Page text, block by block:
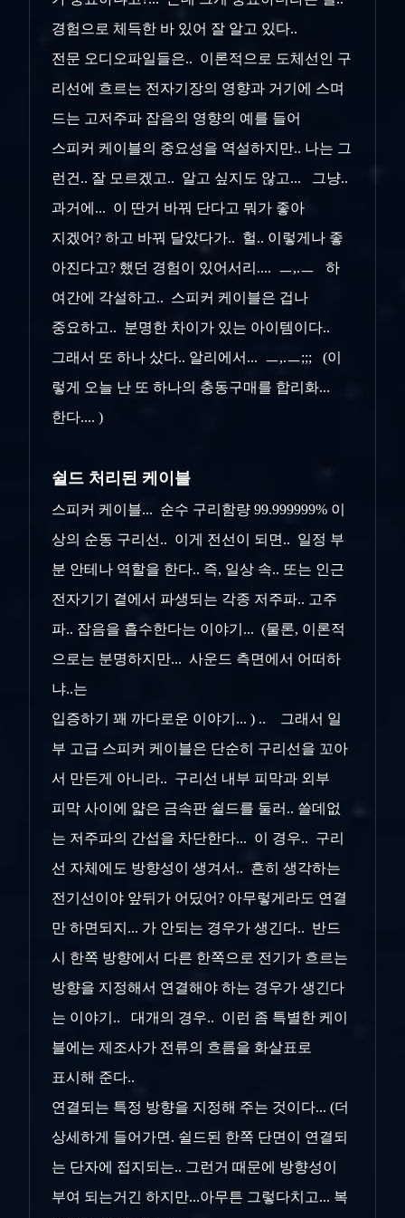
경험으로 체득한 바 있어 잘 알고 있다..
전문 오디오파일들은.. 이론적으로 도체선인 구
리선에 흐르는 전자기장의 영향과 거기에 스며
드는 고저주파 잡음의 영향의 예를 들어
스피커 케이블의 중요성을 역설하지만.. 나는 그
런건.. 잘 모르겠고.. 알고 싶지도 않고... 그냥..
과거에... 이 딴거 바꿔 단다고 뭐가 좋아
지겠어? 하고 바꿔 달았다가.. 헐.. 이렇게나 좋
아진다고? 했던 경험이 있어서리.... ㅡ,.ㅡ 하
여간에 각설하고.. 스피커 케이블은 겁나
중요하고.. 분명한 차이가 있는 아이템이다..
그래서 또 하나 샀다.. 알리에서... ㅡ,.ㅡ;;; (이
렇게 오늘 난 또 하나의 충동구매를 합리화...
한다.... )
쉴드 처리된 케이블
스피커 케이블... 순수 구리함량 99.999999% 이
상의 순동 구리선.. 이게 전선이 되면.. 일정 부
분 안테나 역할을 한다.. 즉, 일상 속.. 또는 인근
전자기기 곁에서 파생되는 각종 저주파.. 고주
파.. 잡음을 흡수한다는 이야기... (물론, 이론적
으로는 분명하지만... 사운드 측면에서 어떠하
냐..는
입증하기 꽤 까다로운 이야기... ) .. 그래서 일
부 고급 스피커 케이블은 단순히 구리선을 꼬아
서 만든게 아니라.. 구리선 내부 피막과 외부
피막 사이에 얇은 금속판 쉴드를 둘러.. 쓸데없
는 저주파의 간섭을 차단한다... 이 경우.. 구리
선 자체에도 방향성이 생겨서.. 흔히 생각하는
전기선이야 앞뒤가 어딨어? 아무렇게라도 연결
만 하면되지... 가 안되는 경우가 생긴다.. 반드
시 한쪽 방향에서 다른 한쪽으로 전기가 흐르는
방향을 지정해서 연결해야 하는 경우가 생긴다
는 이야기.. 대개의 경우.. 이런 좀 특별한 케이
블에는 제조사가 전류의 흐름을 화살표로
표시해 준다..
연결되는 특정 방향을 지정해 주는 것이다... (더
상세하게 들어가면. 쉴드된 한쪽 단면이 연결되
는 단자에 접지되는.. 그런거 때문에 방향성이
부여 되는거긴 하지만...아무튼 그렇다치고... 복